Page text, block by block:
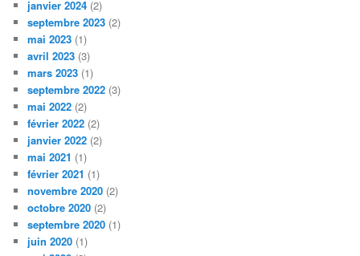
janvier 2024 (2)
septembre 2023 (2)
mai 2023 (1)
avril 2023 (3)
mars 2023 (1)
septembre 2022 (3)
mai 2022 (2)
février 2022 (2)
janvier 2022 (2)
mai 2021 (1)
février 2021 (1)
novembre 2020 (2)
octobre 2020 (2)
septembre 2020 (1)
juin 2020 (1)